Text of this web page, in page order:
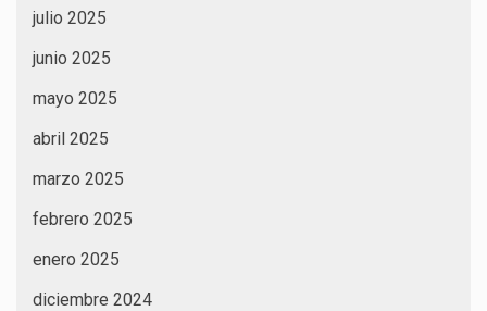
julio 2025
junio 2025
mayo 2025
abril 2025
marzo 2025
febrero 2025
enero 2025
diciembre 2024